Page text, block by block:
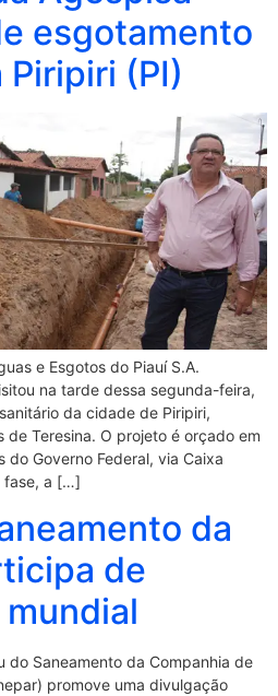
esgotamento
(PI)
e Esgotos do Piauí S.A.
na tarde dessa segunda-feira,
da cidade de Piripiri,
de Teresina. O projeto é orçado em
do Governo Federal, via Caixa
fase, a […]
da
de
do Saneamento da Companhia de
promove uma divulgação